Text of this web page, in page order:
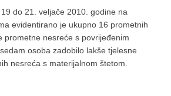
do 21. veljače 2010. godine na
evidentirano je ukupno 16 prometnih
prometne nesreće s povrijeđenim
osoba zadobilo lakše tjelesne
nesreća s materijalnom štetom.